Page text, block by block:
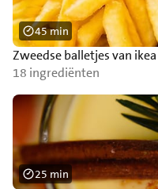
Zweedse balletjes van ikea
18 ingrediënten
45 min
25 min